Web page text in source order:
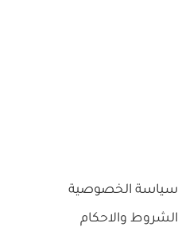
سياسة الخصوصية
الشروط والاحكام